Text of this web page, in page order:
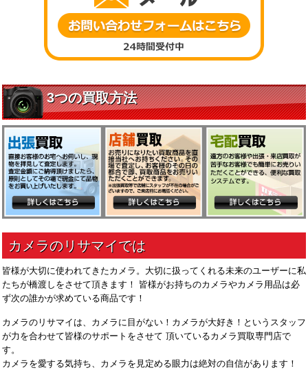
皆様が大切に使われてきたカメラ。大切に扱ってくれる未来のユーザーに私
たちが橋渡しをさせて頂きます！ 皆様がお持ちのカメラやカメラ用品は必
ず次の誰かが求めている商品です！
カメラのリサマイは、カメラに目がない！カメラが大好き！というスタッフ
が力を合わせて皆様のサポートをさせて 頂いているカメラ買取専門店で
す。
カメラを愛する気持ち、カメラを見定める眼力は絶対の自信があります！